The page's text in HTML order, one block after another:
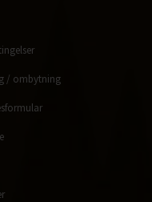
/ ombytning